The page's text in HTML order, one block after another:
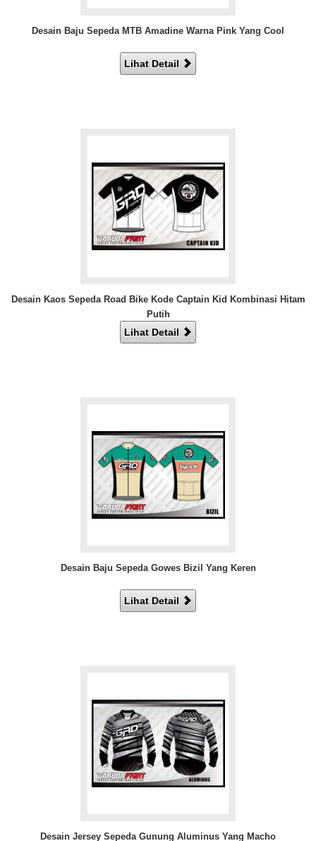
Desain Baju Sepeda MTB Amadine Warna Pink Yang Cool
Lihat Detail
Desain Kaos Sepeda Road Bike Kode Captain Kid Kombinasi Hitam
Putih
Lihat Detail
Desain Baju Sepeda Gowes Bizil Yang Keren
Lihat Detail
Desain Jersey Sepeda Gunung Aluminus Yang Macho